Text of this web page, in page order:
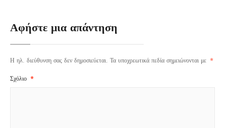
Αφήστε μια απάντηση
Η ηλ. διεύθυνση σας δεν δημοσιεύεται. Τα υποχρεωτικά πεδία σημειώνονται με *
Σχόλιο *